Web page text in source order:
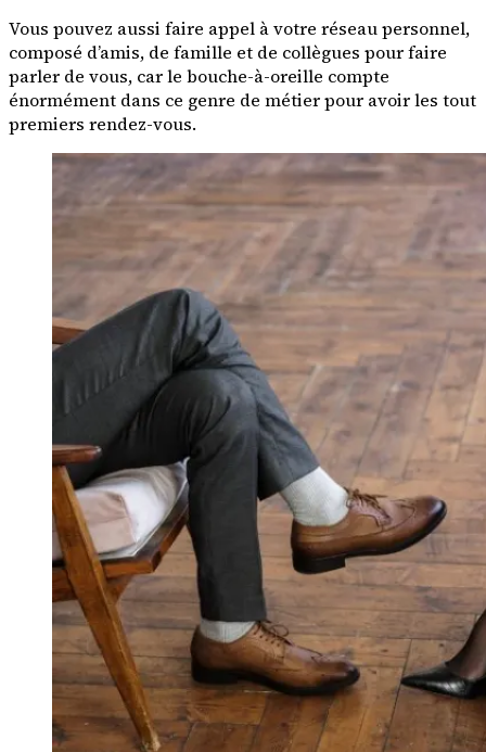
Vous pouvez aussi faire appel à votre réseau personnel,
composé d’amis, de famille et de collègues pour faire
parler de vous, car le bouche-à-oreille compte
énormément dans ce genre de métier pour avoir les tout
premiers rendez-vous.